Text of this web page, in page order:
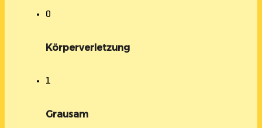
0
Körperverletzung
1
Grausam